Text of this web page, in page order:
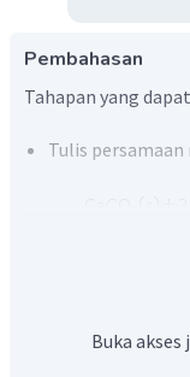
Pembahasan
Tahapan yang
Tulis persamaan
Buka